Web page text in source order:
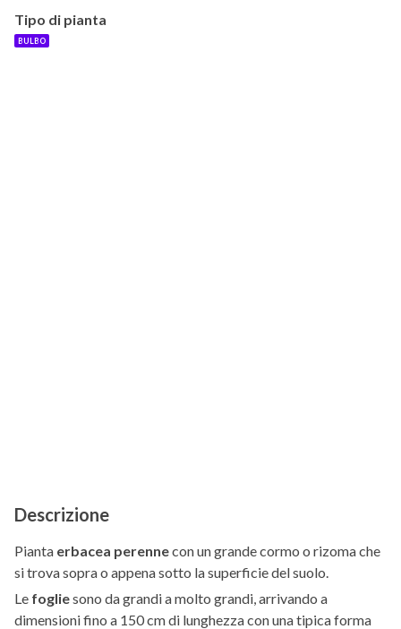
Tipo di pianta
BULBO
Descrizione
Pianta erbacea perennecon un grande cormo o rizoma che
si trova sopra o appena sotto la superficie del suolo.
Le fogliesono da grandi a molto grandi, arrivando a
dimensioni fino a 150 cm di lunghezza con una tipica forma